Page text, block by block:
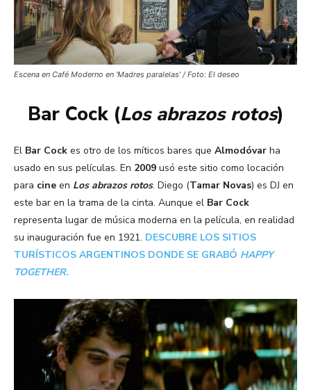
Escena en Café Moderno en ‘Madres paralelas’ / Foto: El deseo
Bar Cock (Los abrazos rotos)
El Bar Cock es otro de los míticos bares que Almodóvar ha
usado en sus películas. En 2009 usó este sitio como locación
para cine en Los abrazos rotos. Diego (Tamar Novas) es DJ en
este bar en la trama de la cinta. Aunque el Bar Cock
representa lugar de música moderna en la película, en realidad
su inauguración fue en 1921. DESCUBRE LOS SITIOS
TURÍSTICOS ARGENTINOS DONDE SE GRABÓ HAPPY
TOGETHER.